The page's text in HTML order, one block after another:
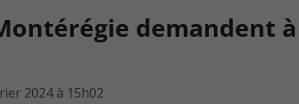
demandent
2024 à 15h02